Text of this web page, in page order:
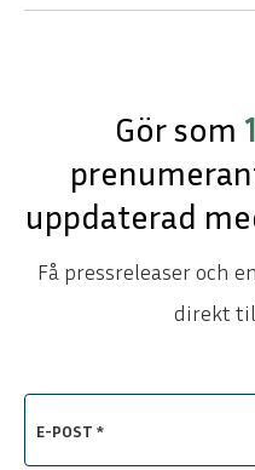
Gör som
uppdaterad
Få pressreleaser och
direkt
E-POST *